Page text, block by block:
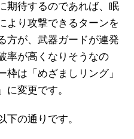
期待するのであれば、眠
より攻撃できるターンを
方が、武器ガードが連発
率が高くなりそうなの
は「めざましリング」
に変更です。
下の通りです。